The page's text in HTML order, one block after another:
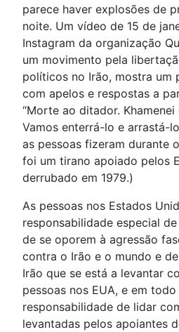
parece haver explosões de
noite. Um vídeo de 15 de
Instagram da organização
um movimento pela
políticos no Irão, mostra um
com apelos e respostas a
“Morte ao ditador.
Vamos enterrá-lo e arrastá-
as pessoas fizeram durante
foi um tirano apoiado pelos
derrubado em 1979.)
As pessoas nos Estados
responsabilidade especial
de se oporem à agressão
contra o Irão e o mundo e
Irão que se está a levantar
pessoas nos EUA, e em
responsabilidade de lidar
levantadas pelos apoiantes